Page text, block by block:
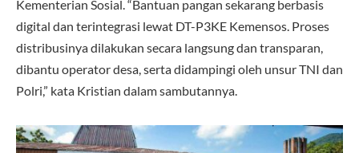
Kementerian Sosial. “Bantuan pangan sekarang berbasis
digital dan terintegrasi lewat DT-P3KE Kemensos. Proses
distribusinya dilakukan secara langsung dan transparan,
dibantu operator desa, serta didampingi oleh unsur TNI dan
Polri,” kata Kristian dalam sambutannya.